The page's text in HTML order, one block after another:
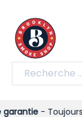
- Toujours !